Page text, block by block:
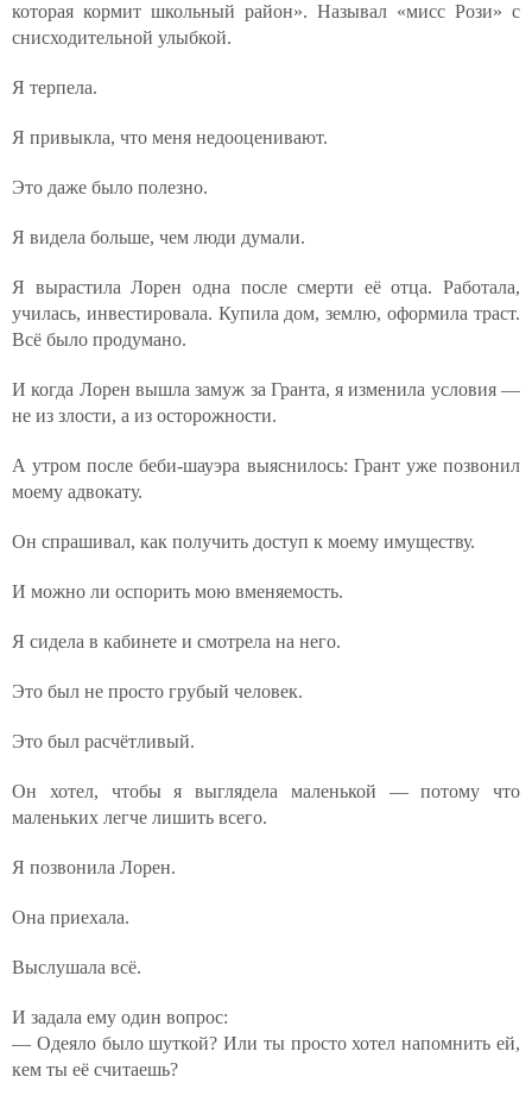
которая кормит школьный район». Называл «мисс Рози» с
снисходительной улыбкой.
Я терпела.
Я привыкла, что меня недооценивают.
Это даже было полезно.
Я видела больше, чем люди думали.
Я вырастила Лорен одна после смерти её отца. Работала,
училась, инвестировала. Купила дом, землю, оформила траст.
Всё было продумано.
И когда Лорен вышла замуж за Гранта, я изменила условия —
не из злости, а из осторожности.
А утром после беби-шауэра выяснилось: Грант уже позвонил
моему адвокату.
Он спрашивал, как получить доступ к моему имуществу.
И можно ли оспорить мою вменяемость.
Я сидела в кабинете и смотрела на него.
Это был не просто грубый человек.
Это был расчётливый.
Он хотел, чтобы я выглядела маленькой — потому что
маленьких легче лишить всего.
Я позвонила Лорен.
Она приехала.
Выслушала всё.
И задала ему один вопрос:
— Одеяло было шуткой? Или ты просто хотел напомнить ей,
кем ты её считаешь?